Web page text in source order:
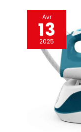
Avr
13
2025